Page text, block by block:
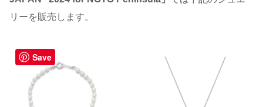
リーを販売します。
Save